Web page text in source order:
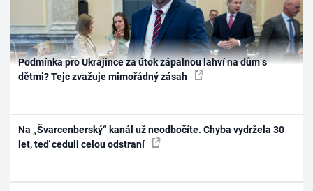
Podmínka pro Ukrajince za útok zápalnou lahví na dům s
dětmi? Tejc zvažuje mimořádný zásah
Na „Švarcenberský“ kanál už neodbočíte. Chyba vydržela 30
let, teď ceduli celou odstraní